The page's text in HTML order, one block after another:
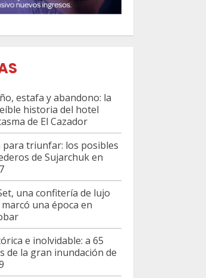
estafa y abandono: la
historia del hotel
de El Cazador
para triunfar: los posibles
de Sujarchuk en
una confitería de lujo
una época en
e inolvidable: a 65
de la gran inundación de